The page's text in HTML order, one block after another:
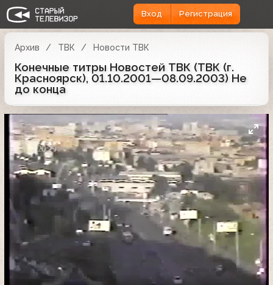
Вход Регистрация
Архив ТВК Новости ТВК
Конечные титры Новостей ТВК (ТВК (г.
Красноярск), 01.10.2001—08.09.2003) Не
до конца